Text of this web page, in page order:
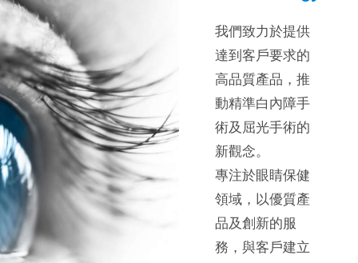
我們致力於提供
達到客戶要求的
高品質產品，推
動精準白內障手
術及屈光手術的
新觀念。
專注於眼睛保健
領域，以優質產
品及創新的服
務，與客戶建立